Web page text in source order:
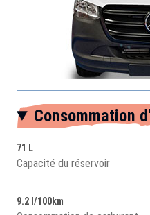
Consommation
71 L
Capacité du réservoir
9.2 l/100km